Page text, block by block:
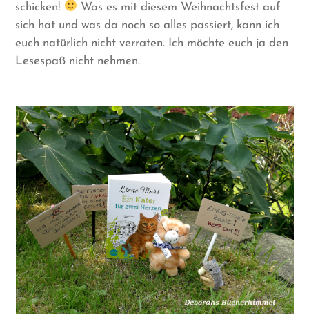
schicken!
Was es mit diesem Weihnachtsfest auf
sich hat und was da noch so alles passiert, kann ich
euch natürlich nicht verraten. Ich möchte euch ja den
Lesespaß nicht nehmen.